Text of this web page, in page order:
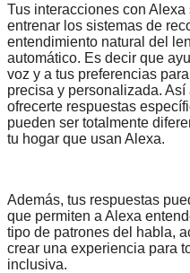
Tus interacciones con
entrenar los sistemas de
entendimiento natural del
automático. Es decir que
voz y a tus preferencias
precisa y personalizada.
ofrecerte respuestas
pueden ser totalmente
tu hogar que usan Alexa.
Además, tus respuestas
que permiten a Alexa
tipo de patrones del habla,
crear una experiencia para
inclusiva.